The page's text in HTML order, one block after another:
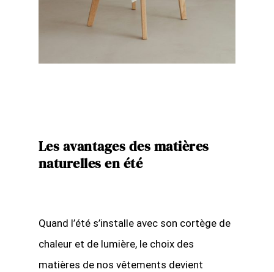
Les avantages des matières
naturelles en été
Quand l’été s’installe avec son cortège de
chaleur et de lumière, le choix des
matières de nos vêtements devient